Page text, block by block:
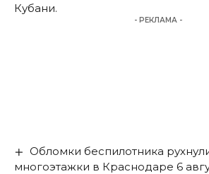
Кубани.
- РЕКЛАМА -
Обломки беспилотника
многоэтажки в Краснодаре 6